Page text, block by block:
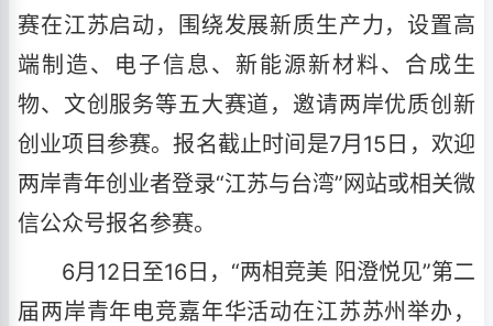
赛在江苏启动，围绕发展新质生产力，设置高
端制造、电子信息、新能源新材料、合成生
物、文创服务等五大赛道，邀请两岸优质创新
创业项目参赛。报名截止时间是7月15日，欢迎
两岸青年创业者登录“江苏与台湾”网站或相关微
信公众号报名参赛。
6月12日至16日，“两相竞美 阳澄悦见”第二
届两岸青年电竞嘉年华活动在江苏苏州举办，